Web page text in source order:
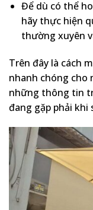
Để dù có thể
hãy thực hiện
thường xuyên
Trên đây là cách
nhanh chóng cho
những thông tin
đang gặp phải khi